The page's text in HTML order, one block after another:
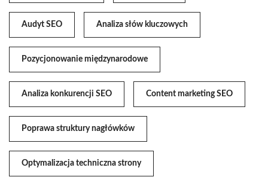
Audyt SEO Analiza słów kluczowych
Pozycjonowanie międzynarodowe
Analiza konkurencji SEO Content marketing SEO
Poprawa struktury nagłówków
Optymalizacja techniczna strony